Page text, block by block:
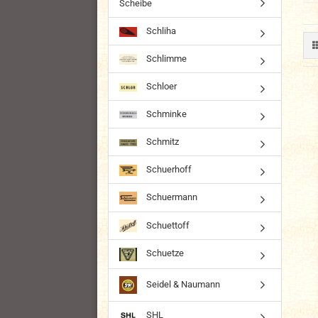
Scheibe
Schliha
Schlimme
Schloer
Schminke
Schmitz
Schuerhoff
Schuermann
Schuettoff
Schuetze
Seidel & Naumann
SHL